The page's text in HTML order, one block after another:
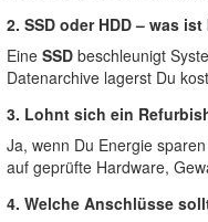
2. SSD oder HDD – was
Eine SSD beschleunigt
Datenarchive lagerst Du
3. Lohnt sich ein
Ja, wenn Du Energie
auf geprüfte Hardware,
4. Welche Anschlüsse